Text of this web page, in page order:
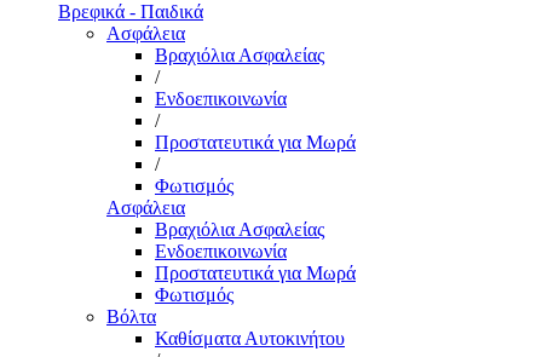
Βρεφικά - Παιδικά
Ασφάλεια
Βραχιόλια Ασφαλείας
/
Ενδοεπικοινωνία
/
Προστατευτικά για Μωρά
/
Φωτισμός
Ασφάλεια
Βραχιόλια Ασφαλείας
Ενδοεπικοινωνία
Προστατευτικά για Μωρά
Φωτισμός
Βόλτα
Καθίσματα Αυτοκινήτου